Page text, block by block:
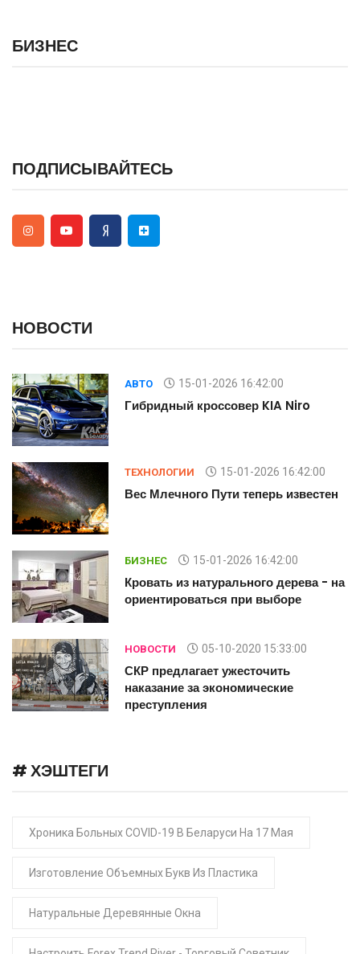
БИЗНЕС
ПОДПИСЫВАЙТЕСЬ
НОВОСТИ
АВТО 15-01-2026 16:42:00
Гибридный кроссовер KIA Niro
ТЕХНОЛОГИИ 15-01-2026 16:42:00
Вес Млечного Пути теперь известен
БИЗНЕС 15-01-2026 16:42:00
Кровать из натурального дерева - на
ориентироваться при выборе
НОВОСТИ 05-10-2020 15:33:00
СКР предлагает ужесточить
наказание за экономические
преступления
# ХЭШТЕГИ
Хроника Больных COVID-19 В Беларуси На 17 Мая
Изготовление Объемных Букв Из Пластика
Натуральные Деревянные Окна